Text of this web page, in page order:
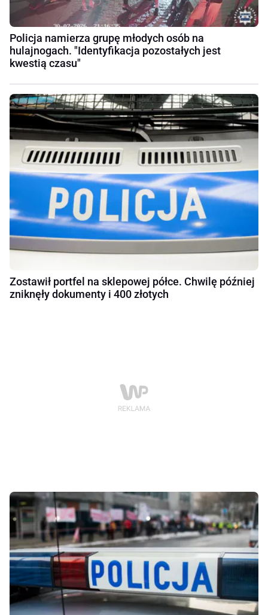
Policja namierza grupę młodych osób na
hulajnogach. "Identyfikacja pozostałych jest
kwestią czasu"
Zostawił portfel na sklepowej półce. Chwilę później
zniknęły dokumenty i 400 złotych